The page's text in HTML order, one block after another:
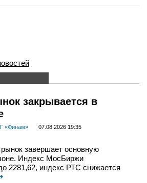
закрывается в
«Финам»
07.08.2026 19:35
рынок завершает основную
Индекс МосБиржи
2281,62, индекс РТС снижается